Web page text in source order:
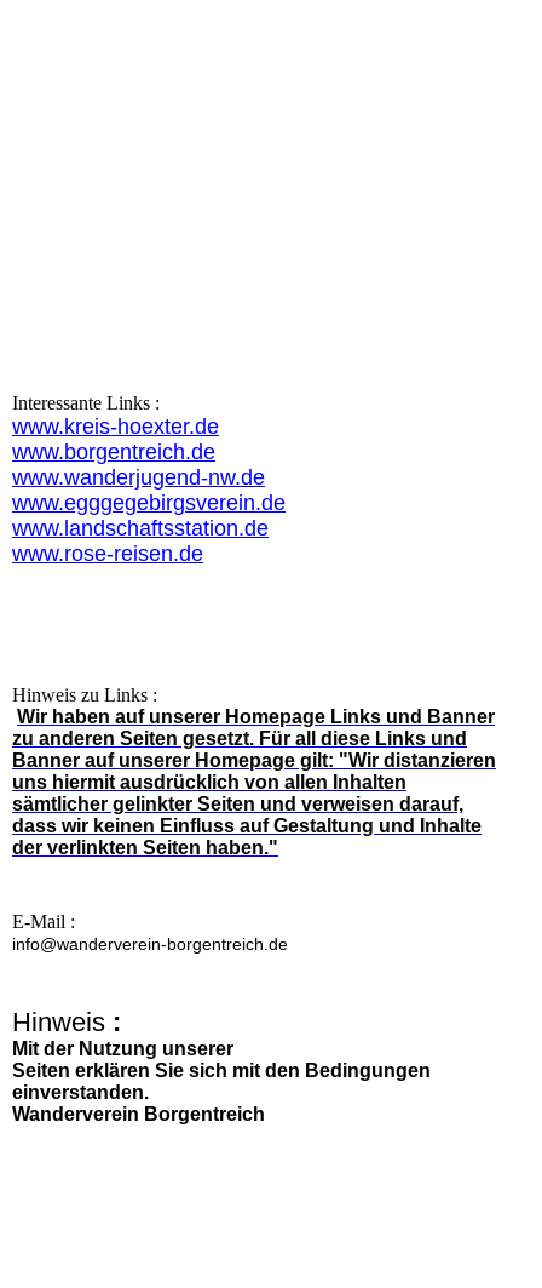
Interessante Links :
www.kreis-hoexter.de
www.borgentreich.de
www.wanderjugend-nw.de
www.egggegebirgsverein.de
www.landschaftsstation.de
www.rose-reisen.de
Hinweis zu Links :
Wir haben auf unserer Homepage Links und Banner
zu anderen Seiten gesetzt. Für all diese Links und
Banner auf unserer Homepage gilt: "Wir distanzieren
uns hiermit ausdrücklich von allen Inhalten
sämtlicher gelinkter Seiten und verweisen darauf,
dass wir keinen Einfluss auf Gestaltung und Inhalte
der verlinkten Seiten haben."
E-Mail :
info@wanderverein-borgentreich.de
Hinweis :
Mit der Nutzung unserer
Seiten erklären Sie sich mit den Bedingungen
einverstanden.
Wanderverein Borgentreich